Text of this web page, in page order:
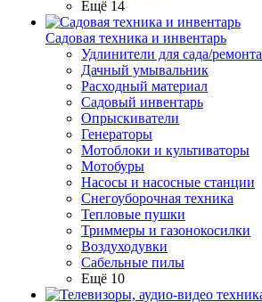
Ещё 14
Садовая техника и инвентарь
Удлинители для сада/ремонта
Дачный умывальник
Расходный материал
Садовый инвентарь
Опрыскиватели
Генераторы
Мотоблоки и культиваторы
Мотобуры
Насосы и насосные станции
Снегоуборочная техника
Тепловые пушки
Триммеры и газонокосилки
Воздуходувки
Сабельные пилы
Ещё 10